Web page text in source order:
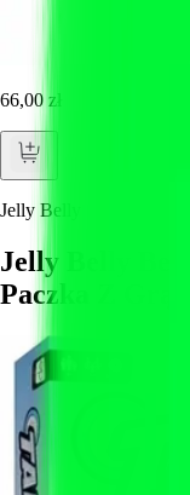
66,00 zł
Jelly Belly
Jelly Belly
Paczka Z Grą